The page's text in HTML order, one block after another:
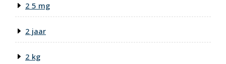
2 5 mg
2 jaar
2 kg